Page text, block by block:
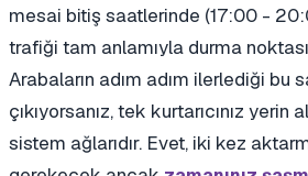
mesai bitiş saatlerinde (17:00 -
trafiği tam anlamıyla durma
Arabaların adım adım ilerlediği bu
çıkıyorsanız, tek kurtarıcınız yerin
sistem ağlarıdır. Evet, iki kez